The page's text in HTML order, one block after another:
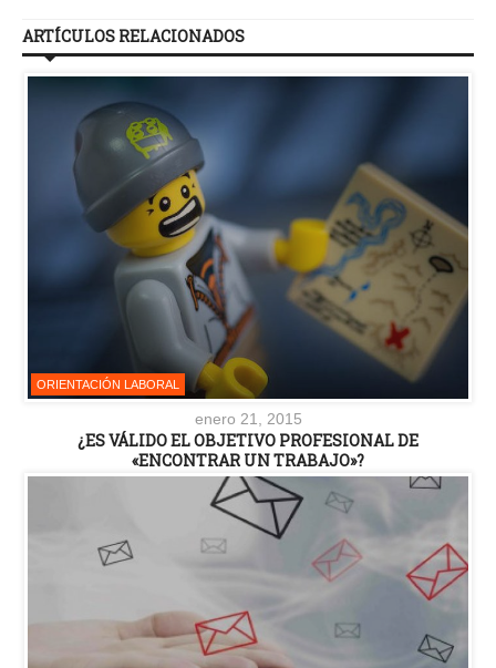
ARTÍCULOS RELACIONADOS
ORIENTACIÓN LABORAL
enero 21, 2015
¿ES VÁLIDO EL OBJETIVO PROFESIONAL DE
«ENCONTRAR UN TRABAJO»?